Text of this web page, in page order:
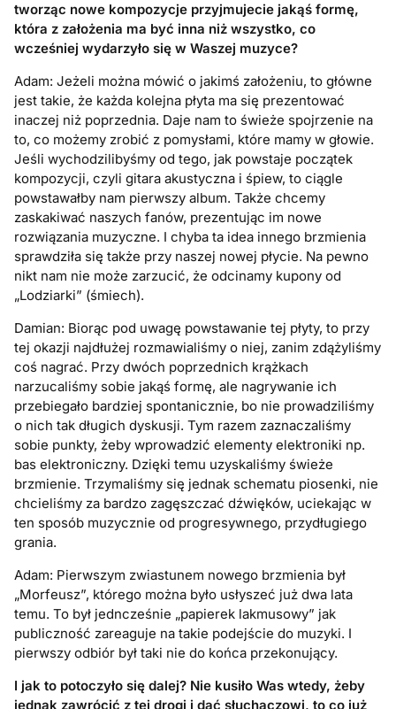
tworząc nowe kompozycje przyjmujecie jakąś formę,
która z założenia ma być inna niż wszystko, co
wcześniej wydarzyło się w Waszej muzyce?
Adam: Jeżeli można mówić o jakimś założeniu, to główne
jest takie, że każda kolejna płyta ma się prezentować
inaczej niż poprzednia. Daje nam to świeże spojrzenie na
to, co możemy zrobić z pomysłami, które mamy w głowie.
Jeśli wychodzilibyśmy od tego, jak powstaje początek
kompozycji, czyli gitara akustyczna i śpiew, to ciągle
powstawałby nam pierwszy album. Także chcemy
zaskakiwać naszych fanów, prezentując im nowe
rozwiązania muzyczne. I chyba ta idea innego brzmienia
sprawdziła się także przy naszej nowej płycie. Na pewno
nikt nam nie może zarzucić, że odcinamy kupony od
„Lodziarki” (śmiech).
Damian: Biorąc pod uwagę powstawanie tej płyty, to przy
tej okazji najdłużej rozmawialiśmy o niej, zanim zdążyliśmy
coś nagrać. Przy dwóch poprzednich krążkach
narzucaliśmy sobie jakąś formę, ale nagrywanie ich
przebiegało bardziej spontanicznie, bo nie prowadziliśmy
o nich tak długich dyskusji. Tym razem zaznaczaliśmy
sobie punkty, żeby wprowadzić elementy elektroniki np.
bas elektroniczny. Dzięki temu uzyskaliśmy świeże
brzmienie. Trzymaliśmy się jednak schematu piosenki, nie
chcieliśmy za bardzo zagęszczać dźwięków, uciekając w
ten sposób muzycznie od progresywnego, przydługiego
grania.
Adam: Pierwszym zwiastunem nowego brzmienia był
„Morfeusz”, którego można było usłyszeć już dwa lata
temu. To był jedncześnie „papierek lakmusowy” jak
publiczność zareaguje na takie podejście do muzyki. I
pierwszy odbiór był taki nie do końca przekonujący.
I jak to potoczyło się dalej? Nie kusiło Was wtedy, żeby
jednak zawrócić z tej drogi i dać słuchaczowi, to co już